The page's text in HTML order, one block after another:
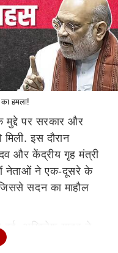
हमला!
पर सरकार और
इस दौरान
और केंद्रीय गृह मंत्री
नेताओं ने एक-दूसरे के
सदन का माहौल
अखिलेश यादव ने
आखिर जनगणना कराने में